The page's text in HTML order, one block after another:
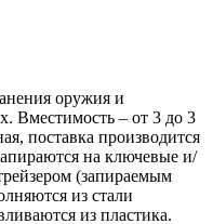
оружия и
Вместимость – от 3 до 3
поставка производится
на ключевые и/
(запираемым
из стали
из пластика.